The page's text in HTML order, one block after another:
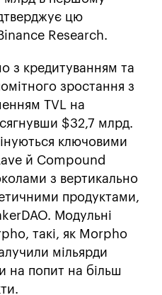
цю
Research.
з кредитуванням та
зростання з
TVL на
$32,7 млрд.
ключовими
й Compound
з вертикально
продуктами,
Модульні
такі, як Morpho
мільярди
на попит на більш